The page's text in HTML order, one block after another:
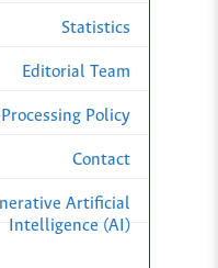
Statistics
Editorial Team
Policy
Contact
Artificial
Intelligence (AI)